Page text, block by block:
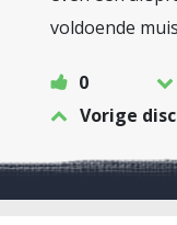
voldoende
0
Vorige